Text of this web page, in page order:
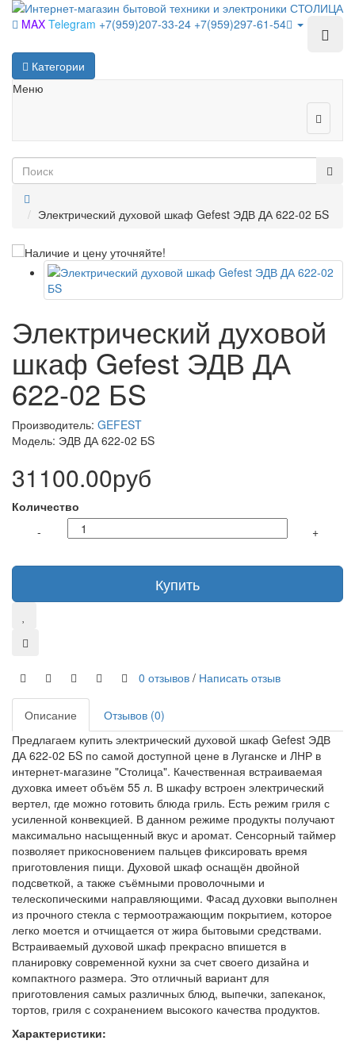
MAX Telegram +7(959)207-33-24 +7(959)297-61-54
Категории
Меню
Электрический духовой шкаф Gefest ЭДВ ДА 622-02 БS
Электрический духовой
шкаф Gefest ЭДВ ДА
622-02 БS
Производитель: GEFEST
Модель: ЭДВ ДА 622-02 БS
31100.00руб
Количество
-
+
Купить
0 отзывов / Написать отзыв
Описание
Отзывов (0)
Предлагаем купить электрический духовой шкаф Gefest ЭДВ
ДА 622-02 БS по самой доступной цене в Луганске и ЛНР в
интернет-магазине "Столица". Качественная встраиваемая
духовка имеет объём 55 л. В шкафу встроен электрический
вертел, где можно готовить блюда гриль. Есть режим гриля с
усиленной конвекцией. В данном режиме продукты получают
максимально насыщенный вкус и аромат. Сенсорный таймер
позволяет прикосновением пальцев фиксировать время
приготовления пищи. Духовой шкаф оснащён двойной
подсветкой, а также съёмными проволочными и
телескопическими направляющими. Фасад духовки выполнен
из прочного стекла с термоотражающим покрытием, которое
легко моется и отчищается от жира бытовыми средствами.
Встраиваемый духовой шкаф прекрасно впишется в
планировку современной кухни за счет своего дизайна и
компактного размера. Это отличный вариант для
приготовления самых различных блюд, выпечки, запеканок,
тортов, гриля с сохранением высокого качества продуктов.
Характеристики: